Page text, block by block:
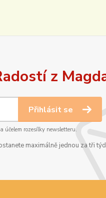
z
Přihlásit se
účelem rozesílky newsletteru.
maximálně jednou za tři